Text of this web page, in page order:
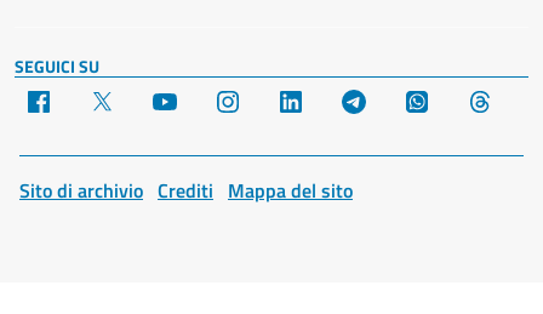
SEGUICI SU
Facebook YouTube Instagram LinkedIn Telegram WhatsApp
Sito di archivio Crediti Mappa del sito